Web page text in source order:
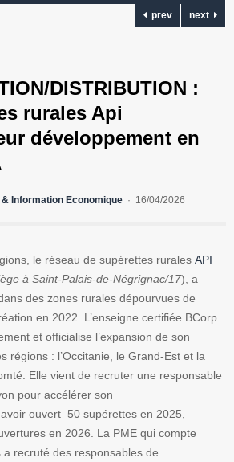
prev
next
DISTRIBUTION :
rurales Api
développement en
Information Economique 16/04/2026
le réseau de supérettes rurales API
à Saint-Palais-de-Négrignac/17), a
des zones rurales dépourvues de
en 2022. L’enseigne certifiée BCorp
et officialise l’expansion de son
régions : l’Occitanie, le Grand-Est et la
Elle vient de recruter une responsable
pour accélérer son
ouvert 50 supérettes en 2025,
en 2026. La PME qui compte
recruté des responsables de